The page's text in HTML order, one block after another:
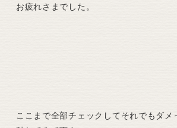
お疲れさまでした。
ここまで全部チェックしてそれでもダメ